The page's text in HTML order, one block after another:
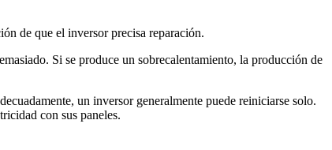
de que el inversor precisa reparación.
Si se produce un sobrecalentamiento, la producción de
un inversor generalmente puede reiniciarse solo.
con sus paneles.